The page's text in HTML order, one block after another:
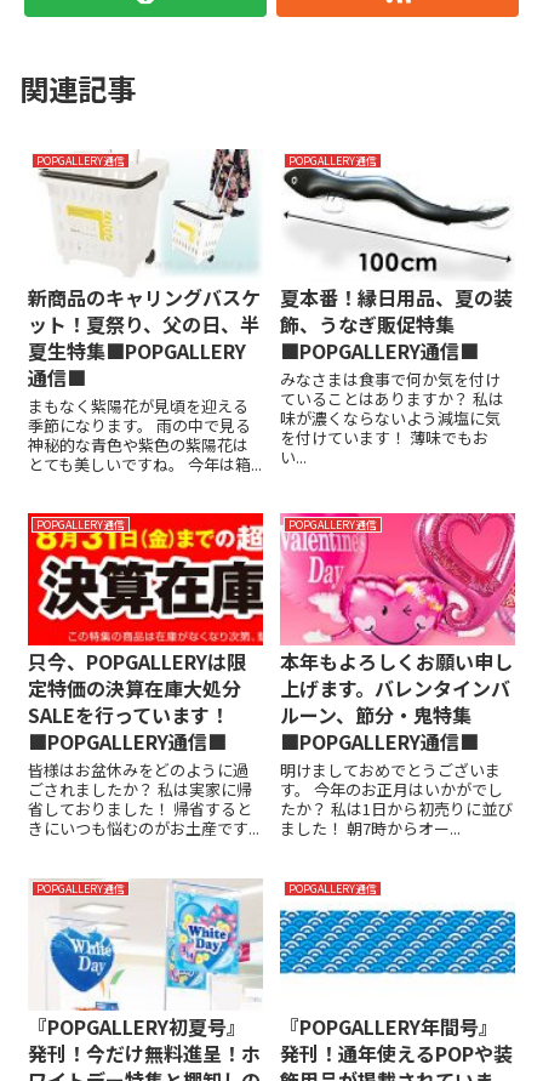
関連記事
POPGALLERY通信
新商品のキャリングバスケ
ット！夏祭り、父の日、半
夏生特集■POPGALLERY
通信■
まもなく紫陽花が見頃を迎える
季節になります。 雨の中で見る
神秘的な青色や紫色の紫陽花は
とても美しいですね。 今年は箱...
POPGALLERY通信
夏本番！縁日用品、夏の装
飾、うなぎ販促特集
■POPGALLERY通信■
みなさまは食事で何か気を付け
ていることはありますか？ 私は
味が濃くならないよう減塩に気
を付けています！ 薄味でもお
い...
POPGALLERY通信
只今、POPGALLERYは限
定特価の決算在庫大処分
SALEを行っています！
■POPGALLERY通信■
皆様はお盆休みをどのように過
ごされましたか？ 私は実家に帰
省しておりました！ 帰省すると
きにいつも悩むのがお土産です...
POPGALLERY通信
本年もよろしくお願い申し
上げます。バレンタインバ
ルーン、節分・鬼特集
■POPGALLERY通信■
明けましておめでとうございま
す。 今年のお正月はいかがでし
たか？ 私は1日から初売りに並び
ました！ 朝7時からオー...
POPGALLERY通信
『POPGALLERY初夏号』
発刊！今だけ無料進呈！ホ
POPGALLERY通信
『POPGALLERY年間号』
発刊！通年使えるPOPや装